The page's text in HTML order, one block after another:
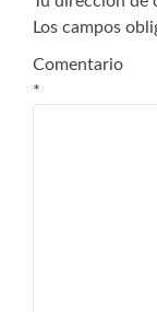
Los campos
Comentario
*